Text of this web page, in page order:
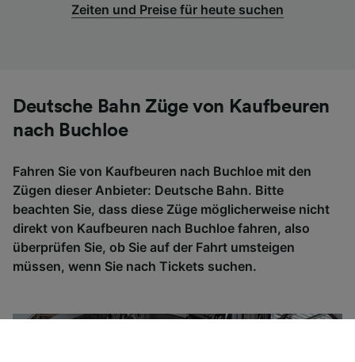
Zeiten und Preise für heute suchen
Deutsche Bahn Züge von Kaufbeuren
nach Buchloe
Fahren Sie von Kaufbeuren nach Buchloe mit den
Zügen dieser Anbieter: Deutsche Bahn. Bitte
beachten Sie, dass diese Züge möglicherweise nicht
direkt von Kaufbeuren nach Buchloe fahren, also
überprüfen Sie, ob Sie auf der Fahrt umsteigen
müssen, wenn Sie nach Tickets suchen.